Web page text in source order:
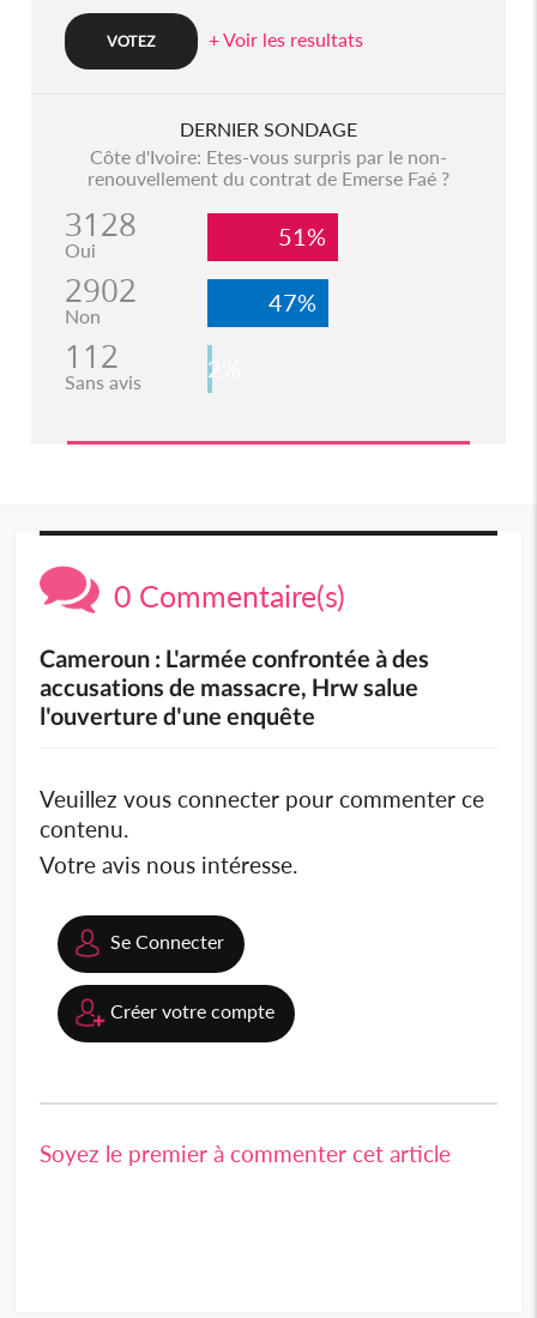
+ Voir les resultats
DERNIER SONDAGE
Côte d'Ivoire: Etes-vous surpris par le non-
renouvellement du contrat de Emerse Faé ?
3128
Oui 51%
2902
Non 47%
112
Sans avis 2%
0 Commentaire(s)
Cameroun : L'armée confrontée à des
accusations de massacre, Hrw salue
l'ouverture d'une enquête
Veuillez vous connecter pour commenter ce
contenu.
Votre avis nous intéresse.
Se Connecter
Créer votre compte
Soyez le premier à commenter cet article